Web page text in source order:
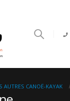
AUTRES CANOË-KAYAK